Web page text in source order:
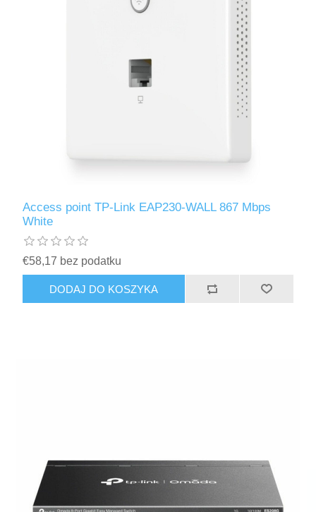
Access point TP-Link EAP230-WALL 867 Mbps
White
€58,17 bez podatku
DODAJ DO KOSZYKA